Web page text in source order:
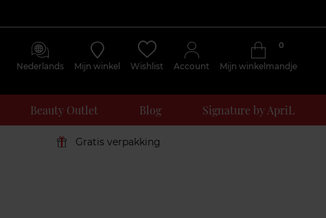
Nederlands Mijn winkel Wishlist Account Mijn winkelmandje
0
Beauty Outlet Blog Signature by ApriL
Gratis verpakking